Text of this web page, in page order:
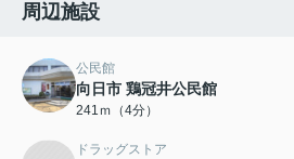
周辺施設
公民館
向日市 鶏冠井公民館
241ｍ（4分）
ドラッグストア